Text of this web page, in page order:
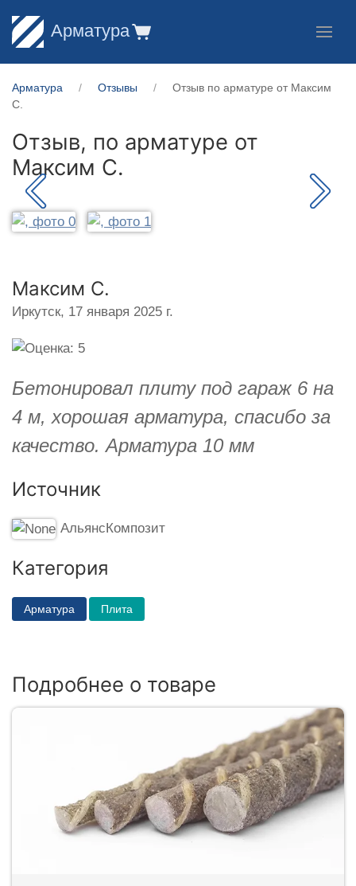
Арматура
Арматура Отзывы
Отзыв по арматуре от Максим
С.
Отзыв, по арматуре от
Максим С.
Максим С.
Иркутск, 17 января 2025 г.
Бетонировал плиту под гараж 6 на
4 м, хорошая арматура, спасибо за
качество. Арматура 10 мм
Источник
АльянсКомпозит
Категория
Арматура Плита
Подробнее о товаре